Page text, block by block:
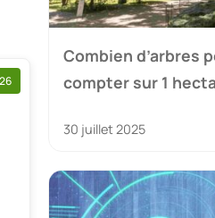
Combien d’arbres
compter sur 1
30 juillet 2025